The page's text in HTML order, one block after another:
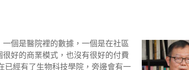
個是醫院裡的數據，一個是在社區
好的商業模式，也沒有很好的付費
已經有了生物科技學院，旁邊會有一